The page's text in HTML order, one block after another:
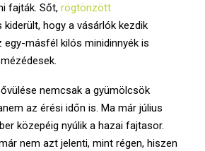
fajták. Sőt, rögtönzött
kiderült, hogy a vásárlók kezdik
egy-másfél kilós minidinnyék is
nemcsak a gyümölcsök
az érési időn is. Ma már július
közepéig nyúlik a hazai fajtasor.
nem azt jelenti, mint régen, hiszen